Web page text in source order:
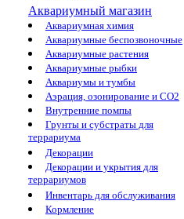
Аквариумный магазин
Аквариумная химия
Аквариумные беспозвоночные
Аквариумные растения
Аквариумные рыбки
Аквариумы и тумбы
Аэрация, озонирование и CO2
Внутренние помпы
Грунты и субстраты для
террариума
Декорации
Декорации и укрытия для
террариумов
Инвентарь для обслуживания
Кормление